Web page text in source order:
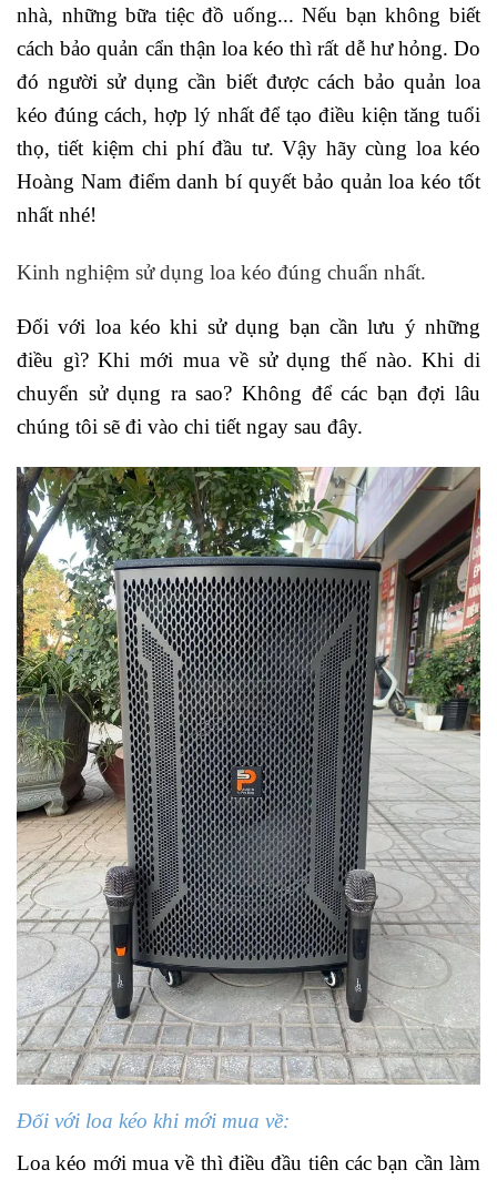
nhà, những bữa tiệc đồ uống... Nếu bạn không biết
cách bảo quản cẩn thận loa kéo thì rất dễ hư hỏng. Do
đó người sử dụng cần biết được cách bảo quản loa
kéo đúng cách, hợp lý nhất để tạo điều kiện tăng tuổi
thọ, tiết kiệm chi phí đầu tư. Vậy hãy cùng loa kéo
Hoàng Nam điểm danh bí quyết bảo quản loa kéo tốt
nhất nhé!
Kinh nghiệm sử dụng loa kéo đúng chuẩn nhất.
Đối với loa kéo khi sử dụng bạn cần lưu ý những
điều gì? Khi mới mua về sử dụng thế nào. Khi di
chuyển sử dụng ra sao? Không để các bạn đợi lâu
chúng tôi sẽ đi vào chi tiết ngay sau đây.
Đối với loa kéo khi mới mua về:
Loa kéo mới mua về thì điều đầu tiên các bạn cần làm